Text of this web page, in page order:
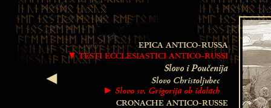
◄
EPICA ANTICO-RUSSA
▼ TESTI ECCLESIASTICI ANTICO-RUSSI
Slovo i Poučenija
Slovo Christoljubec
► Slovo sv. Grigorija ob idolach
CRONACHE ANTICO-RUSSE